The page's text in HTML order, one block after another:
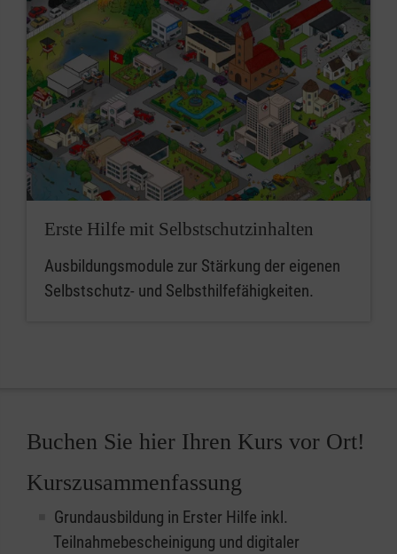
Erste Hilfe mit Selbstschutzinhalten
Ausbildungsmodule zur Stärkung der eigenen
Selbstschutz- und Selbsthilfefähigkeiten.
Buchen Sie hier Ihren Kurs vor Ort!
Kurszusammenfassung
Grundausbildung in Erster Hilfe inkl.
Teilnahmebescheinigung und digitaler